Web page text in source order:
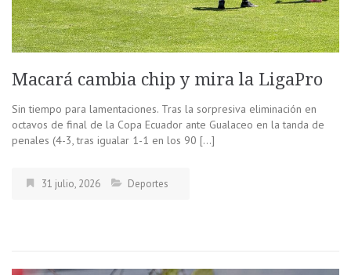
Macará cambia chip y mira la LigaPro
Sin tiempo para lamentaciones. Tras la sorpresiva eliminación en
octavos de final de la Copa Ecuador ante Gualaceo en la tanda de
penales (4-3, tras igualar 1-1 en los 90 […]
31 julio, 2026 Deportes